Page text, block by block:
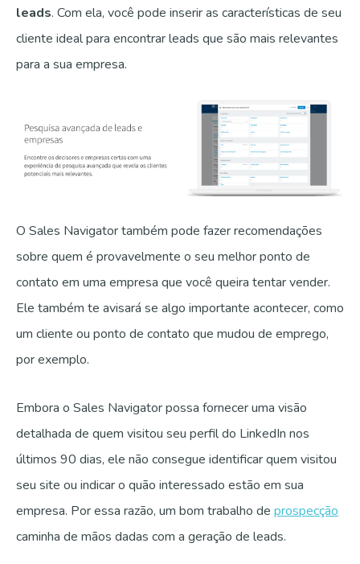
leads. Com ela, você pode inserir as características de seu
cliente ideal para encontrar leads que são mais relevantes
para a sua empresa.
O Sales Navigator também pode fazer recomendações
sobre quem é provavelmente o seu melhor ponto de
contato em uma empresa que você queira tentar vender.
Ele também te avisará se algo importante acontecer, como
um cliente ou ponto de contato que mudou de emprego,
por exemplo.
Embora o Sales Navigator possa fornecer uma visão
detalhada de quem visitou seu perfil do LinkedIn nos
últimos 90 dias, ele não consegue identificar quem visitou
seu site ou indicar o quão interessado estão em sua
empresa. Por essa razão, um bom trabalho de prospecção
caminha de mãos dadas com a geração de leads.